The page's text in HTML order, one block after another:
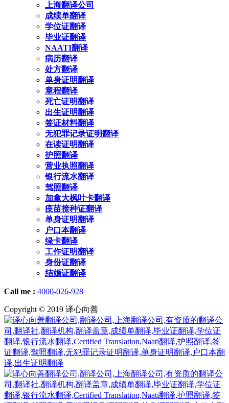
上海翻译公司
成绩单翻译
学位证翻译
毕业证翻译
NAATI翻译
病历翻译
处方翻译
单身证明翻译
章程翻译
死亡证明翻译
出生证明翻译
签证材料翻译
无犯罪记录证明翻译
在读证明翻译
护照翻译
营业执照翻译
银行流水翻译
驾照翻译
加拿大枫叶卡翻译
疫苗接种证翻译
单身证明翻译
户口本翻译
绿卡翻译
工作证明翻译
身份证翻译
结婚证翻译
Call me : 4000-026-928
Copyright © 2019 译心向善